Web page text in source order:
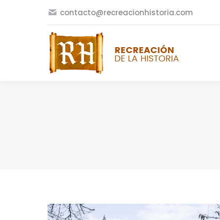
contacto@recreacionhistoria.com